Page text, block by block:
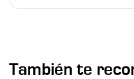
También te